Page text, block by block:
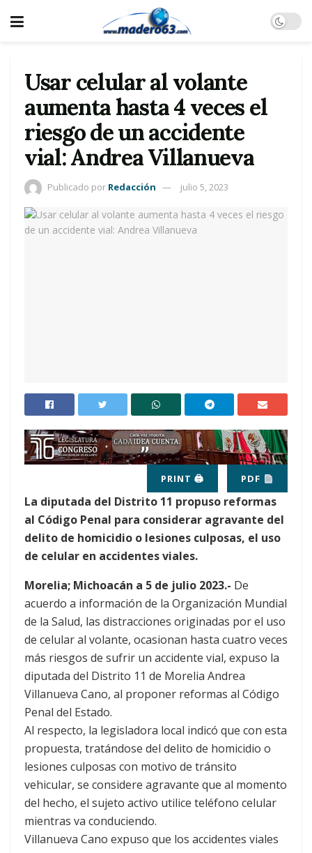
Usar celular al volante
aumenta hasta 4 veces el
riesgo de un accidente
vial: Andrea Villanueva
Publicado por Redacción julio 5, 2023
PRINT 🖨 PDF
La diputada del Distrito 11 propuso reformas
al Código Penal para considerar agravante del
delito de homicidio o lesiones culposas, el uso
de celular en accidentes viales.
Morelia; Michoacán a 5 de julio 2023.- De
acuerdo a información de la Organización Mundial
de la Salud, las distracciones originadas por el uso
de celular al volante, ocasionan hasta cuatro veces
más riesgos de sufrir un accidente vial, expuso la
diputada del Distrito 11 de Morelia Andrea
Villanueva Cano, al proponer reformas al Código
Penal del Estado.
Al respecto, la legisladora local indicó que con esta
propuesta, tratándose del delito de homicidio o
lesiones culposas con motivo de tránsito
vehicular, se considere agravante que al momento
del hecho, el sujeto activo utilice teléfono celular
mientras va conduciendo.
Villanueva Cano expuso que los accidentes viales